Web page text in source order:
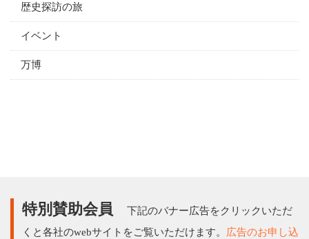
歴史探訪の旅
イベント
万博
特別賛助会員
下記のバナー広告をクリックいただ
くと各社のwebサイトをご覧いただけます。 広告のお申し込